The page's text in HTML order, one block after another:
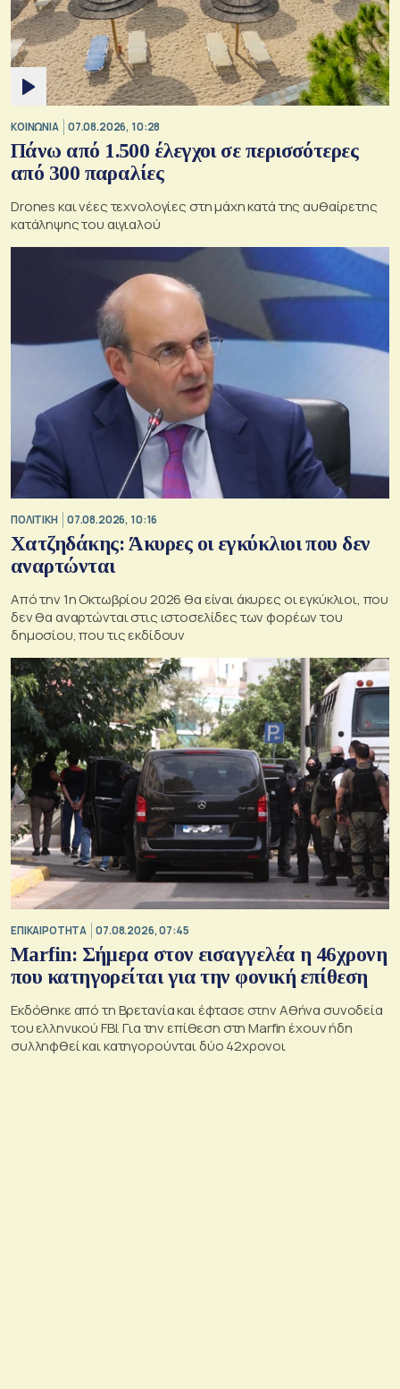
ΚΟΙΝΩΝΙΑ 07.08.2026, 10:28
Πάνω από 1.500 έλεγχοι σε περισσότερες
από 300 παραλίες
Drones και νέες τεχνολογίες στη μάχη κατά της αυθαίρετης
κατάληψης του αιγιαλού
ΠΟΛΙΤΙΚΗ 07.08.2026, 10:16
Χατζηδάκης: Άκυρες οι εγκύκλιοι που δεν
αναρτώνται
Από την 1η Οκτωβρίου 2026 θα είναι άκυρες οι εγκύκλιοι, που
δεν θα αναρτώνται στις ιστοσελίδες των φορέων του
δημοσίου, που τις εκδίδουν
ΕΠΙΚΑΙΡΟΤΗΤΑ 07.08.2026, 07:45
Marfin: Σήμερα στον εισαγγελέα η 46χρονη
που κατηγορείται για την φονική επίθεση
Εκδόθηκε από τη Βρετανία και έφτασε στην Αθήνα συνοδεία
του ελληνικού FBI. Για την επίθεση στη Marfin έχουν ήδη
συλληφθεί και κατηγορούνται δύο 42χρονοι